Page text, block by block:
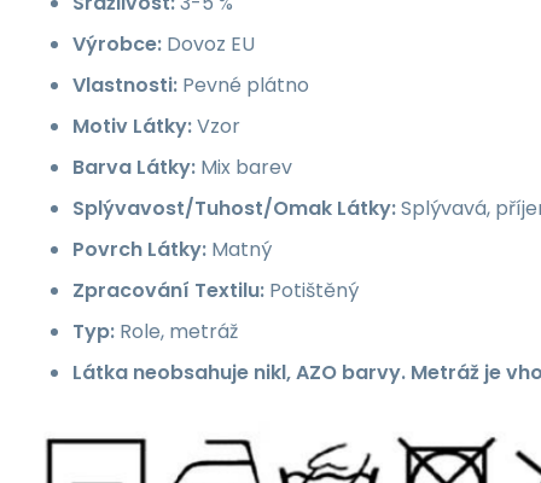
Výrobce: Dovoz EU
Vlastnosti: Pevné plátno
Motiv Látky:Vzor
Barva Látky: Mix barev
Splývavost/Tuhost/Omak Látky:Splývavá,
Povrch Látky: Matný
Zpracování Textilu: Potištěný
Typ: Role, metráž
Látka neobsahuje nikl, AZO barvy. Metráž je